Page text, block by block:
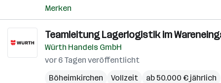
Merken
Teamleitung Lagerlogistik im
Würth Handels GmbH
vor 6 Tagen veröffentlicht
Böheimkirchen
Vollzeit ab 50.000 € jährlich